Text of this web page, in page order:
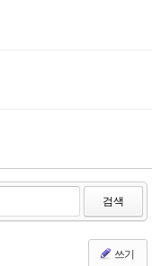
검색
쓰기